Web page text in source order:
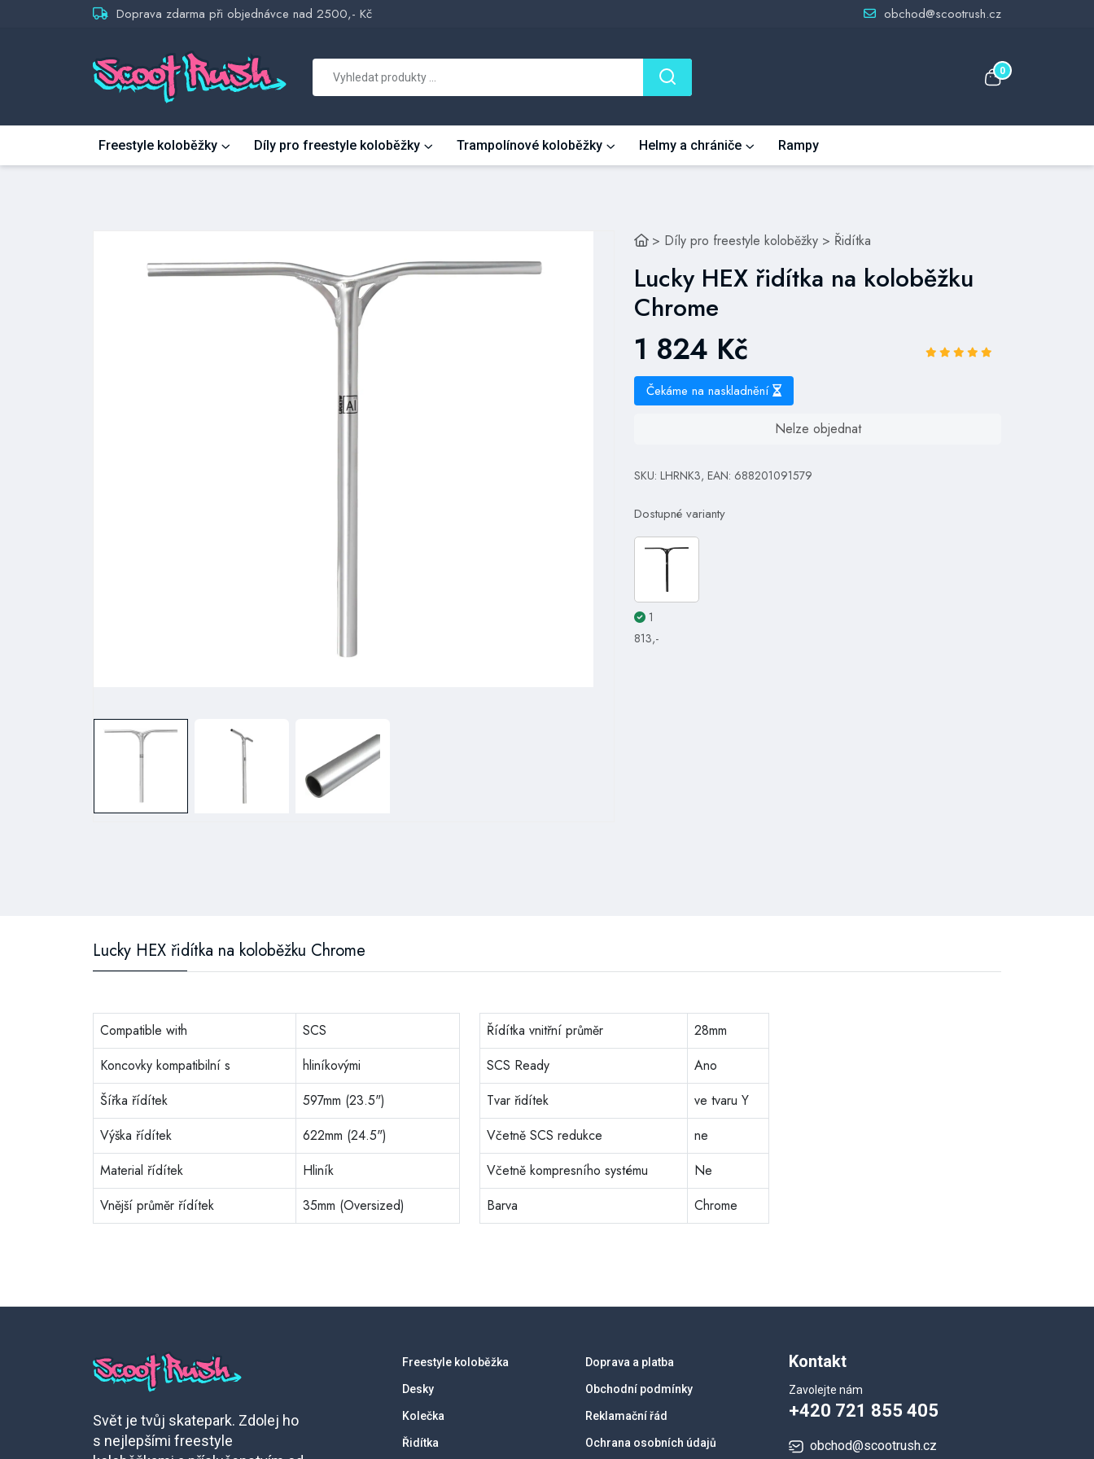
Doprava zdarma při objednávce nad 2500,- Kč obchod@scootrush.cz
0
Freestyle koloběžky Díly pro freestyle koloběžky Trampolínové koloběžky Helmy a chrániče Rampy
> Díly pro freestyle koloběžky > Řidítka
Lucky HEX řidítka na koloběžku
Chrome
1 824 Kč
Čekáme na naskladnění
Nelze objednat
SKU: LHRNK3, EAN: 688201091579
Dostupné varianty
1
813,-
Lucky HEX řidítka na koloběžku Chrome
Compatible with
SCS
Koncovky kompatibilní s
hliníkovými
Šířka řídítek
597mm (23.5")
Výška řídítek
622mm (24.5")
Material řídítek
Hliník
Vnější průměr řídítek
35mm (Oversized)
Řídítka vnitřní průměr
28mm
SCS Ready
Ano
Tvar řidítek
ve tvaru Y
Včetně SCS redukce
ne
Včetně kompresního systému
Ne
Barva
Chrome
Svět je tvůj skatepark. Zdolej ho
s nejlepšími freestyle
Freestyle koloběžka
Desky
Kolečka
Řidítka
Doprava a platba
Obchodní podmínky
Reklamační řád
Ochrana osobních údajů
Kontakt
Zavolejte nám
+420 721 855 405
obchod@scootrush.cz